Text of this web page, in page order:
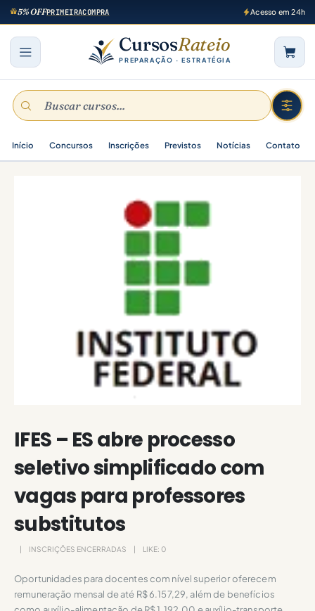
5% OFFPRIMEIRACOMPRA Acesso em 24h
CursosRateio
PREPARAÇÃO · ESTRATÉGIA
Início Concursos Inscrições Previstos Notícias Contato
IFES – ES abre processo
seletivo simplificado com
vagas para professores
substitutos
INSCRIÇÕES ENCERRADAS LIKE: 0
Oportunidades para docentes com nível superior oferecem
remuneração mensal de até R$ 6.157,29, além de benefícios